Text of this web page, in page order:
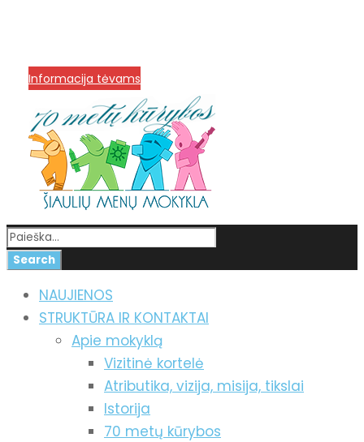
Informacija tėvams
NAUJIENOS
STRUKTŪRA IR KONTAKTAI
Apie mokyklą
Vizitinė kortelė
Atributika, vizija, misija, tikslai
Istorija
70 metų kūrybos